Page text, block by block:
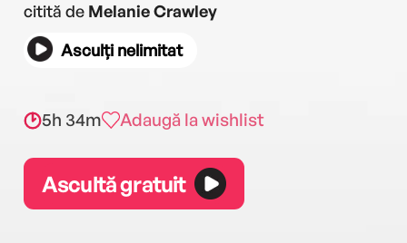
citită de Melanie Crawley
Asculți nelimitat
5h 34m Adaugă la wishlist
Ascultă gratuit